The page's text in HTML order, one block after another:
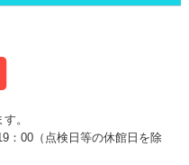
。
00（点検日等の休館日を除